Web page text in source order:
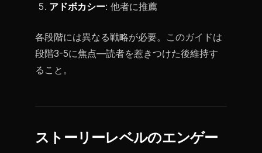
アドボカシー: 他者に推薦
各段階には異なる戦略が必要。このガイドは
段階3-5に焦点—読者を惹きつけた後維持す
ること。
ストーリーレベルのエンゲー